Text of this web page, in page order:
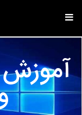
ادامه
محتوا